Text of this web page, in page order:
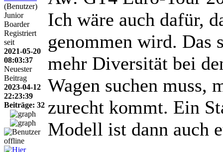
(Benutzer)
Junior
Boarder
Registriert
seit
2021-05-20
08:03:37
Neuester
Beitrag
2023-04-12
22:23:39
Beiträge: 32
Ich wäre auch dafür,
genommen wird. Das
mehr Diversität bei
Wagen suchen muss,
zurecht kommt. Ein
Modell ist dann auch